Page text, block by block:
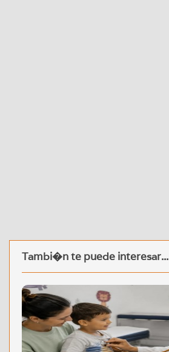
Tambi�n te puede interesar...